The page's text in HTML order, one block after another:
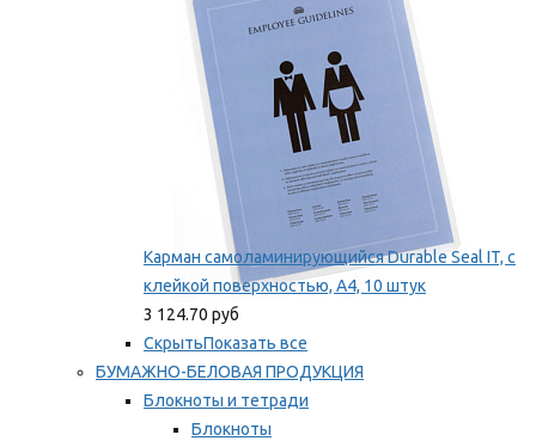
Карман самоламинирующийся Durable Seal IT, с
клейкой поверхностью, A4, 10 штук
3 124.70 руб
СкрытьПоказать все
БУМАЖНО-БЕЛОВАЯ ПРОДУКЦИЯ
Блокноты и тетради
Блокноты